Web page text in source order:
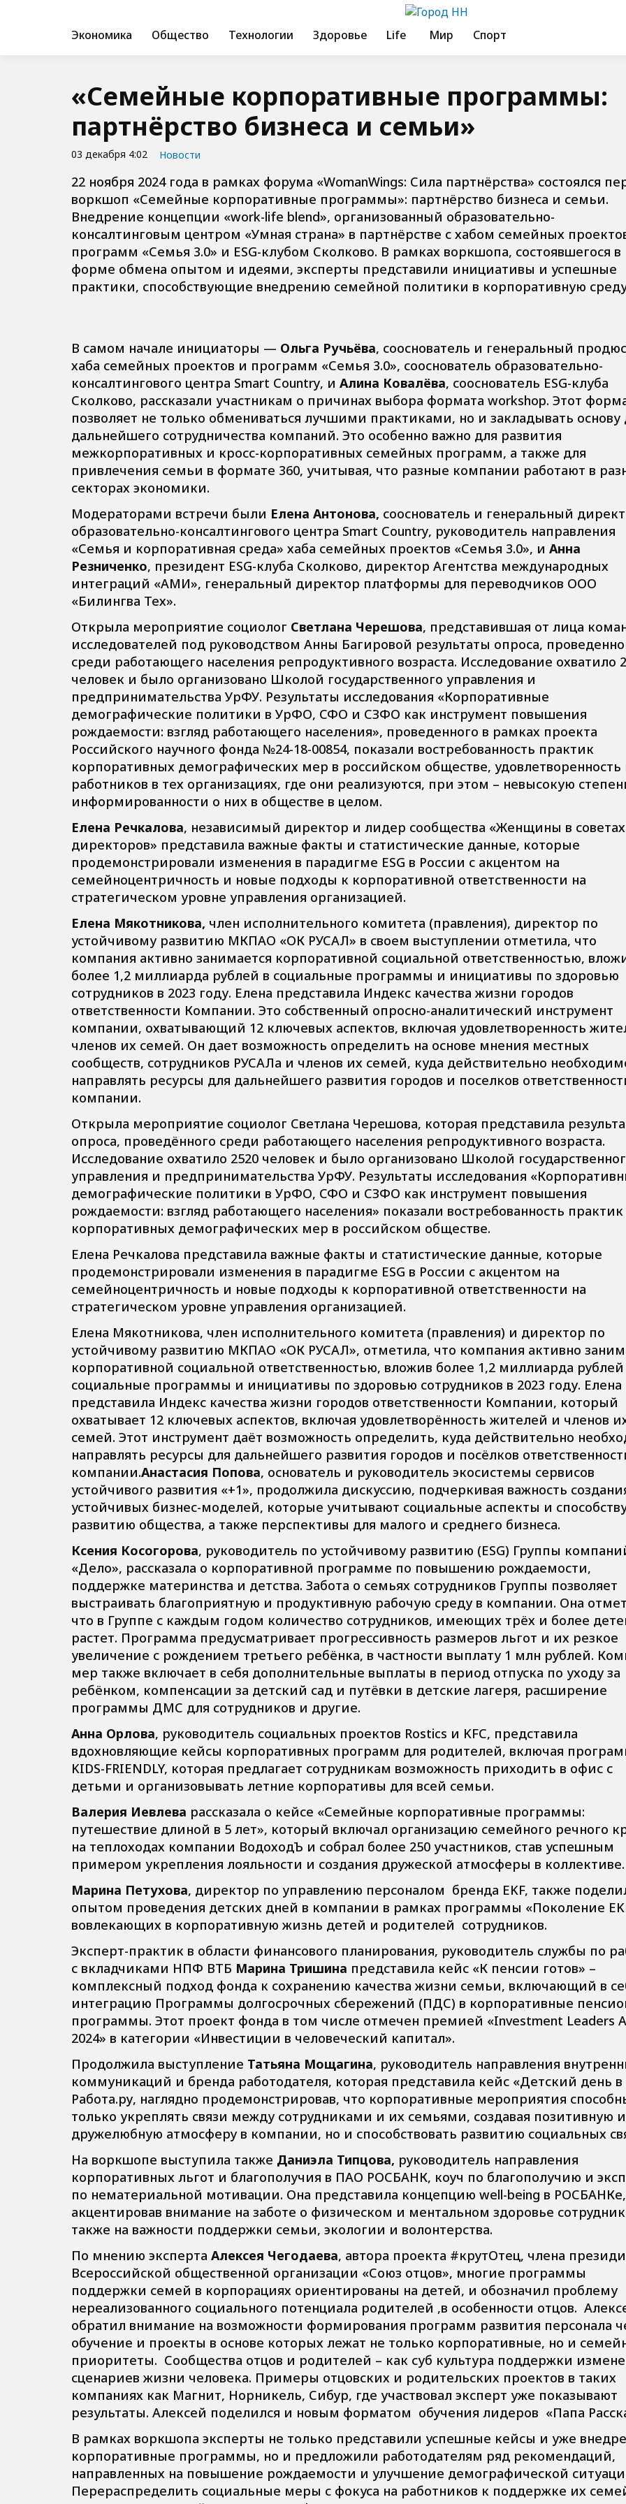
Экономика Общество Технологии Здоровье Life Мир Спорт
«Семейные корпоративные программы:
партнёрство бизнеса и семьи»
03 декабря 4:02 Новости
22 ноября 2024 года в рамках форума «WomanWings: Сила партнёрства» состоялся
воркшоп «Семейные корпоративные программы»: партнёрство бизнеса и семьи.
Внедрение концепции «work-life blend», организованный образовательно-
консалтинговым центром «Умная страна» в партнёрстве с хабом семейных
программ «Семья 3.0» и ESG-клубом Сколково. В рамках воркшопа, состоявшегося в
форме обмена опытом и идеями, эксперты представили инициативы и успешные
практики, способствующие внедрению семейной политики в корпоративную
В самом начале инициаторы — Ольга Ручьёва, сооснователь и генеральный
хаба семейных проектов и программ «Семья 3.0», сооснователь образовательно-
консалтингового центра Smart Country, и Алина Ковалёва, сооснователь ESG-клуба
Сколково, рассказали участникам о причинах выбора формата workshop. Этот
позволяет не только обмениваться лучшими практиками, но и закладывать основу
дальнейшего сотрудничества компаний. Это особенно важно для развития
межкорпоративных и кросс-корпоративных семейных программ, а также для
привлечения семьи в формате 360, учитывая, что разные компании работают в
секторах экономики.
Модераторами встречи были Елена Антонова, сооснователь и генеральный
образовательно-консалтингового центра Smart Country, руководитель направления
«Семья и корпоративная среда» хаба семейных проектов «Семья 3.0», и Анна
Резниченко, президент ESG-клуба Сколково, директор Агентства международных
интеграций «АМИ», генеральный директор платформы для переводчиков ООО
«Билингва Тех».
Открыла мероприятие социолог Светлана Черешова, представившая от лица
исследователей под руководством Анны Багировой результаты опроса,
среди работающего населения репродуктивного возраста. Исследование охватило
человек и было организовано Школой государственного управления и
предпринимательства УрФУ. Результаты исследования «Корпоративные
демографические политики в УрФО, СФО и СЗФО как инструмент повышения
рождаемости: взгляд работающего населения», проведенного в рамках проекта
Российского научного фонда №24-18-00854, показали востребованность практик
корпоративных демографических мер в российском обществе,
работников в тех организациях, где они реализуются, при этом – невысокую
информированности о них в обществе в целом.
Елена Речкалова, независимый директор и лидер сообщества «Женщины в советах
директоров» представила важные факты и статистические данные, которые
продемонстрировали изменения в парадигме ESG в России с акцентом на
семейноцентричность и новые подходы к корпоративной ответственности на
стратегическом уровне управления организацией.
Елена Мякотникова, член исполнительного комитета (правления), директор по
устойчивому развитию МКПАО «ОК РУСАЛ» в своем выступлении отметила, что
компания активно занимается корпоративной социальной ответственностью,
более 1,2 миллиарда рублей в социальные программы и инициативы по здоровью
сотрудников в 2023 году. Елена представила Индекс качества жизни городов
ответственности Компании. Это собственный опросно-аналитический инструмент
компании, охватывающий 12 ключевых аспектов, включая удовлетворенность
членов их семей. Он дает возможность определить на основе мнения местных
сообществ, сотрудников РУСАЛа и членов их семей, куда действительно
направлять ресурсы для дальнейшего развития городов и поселков
компании.
Открыла мероприятие социолог Светлана Черешова, которая представила
опроса, проведённого среди работающего населения репродуктивного возраста.
Исследование охватило 2520 человек и было организовано Школой
управления и предпринимательства УрФУ. Результаты исследования
демографические политики в УрФО, СФО и СЗФО как инструмент повышения
рождаемости: взгляд работающего населения» показали востребованность практик
корпоративных демографических мер в российском обществе.
Елена Речкалова представила важные факты и статистические данные, которые
продемонстрировали изменения в парадигме ESG в России с акцентом на
семейноцентричность и новые подходы к корпоративной ответственности на
стратегическом уровне управления организацией.
Елена Мякотникова, член исполнительного комитета (правления) и директор по
устойчивому развитию МКПАО «ОК РУСАЛ», отметила, что компания активно
корпоративной социальной ответственностью, вложив более 1,2 миллиарда рублей
социальные программы и инициативы по здоровью сотрудников в 2023 году. Елена
представила Индекс качества жизни городов ответственности Компании, который
охватывает 12 ключевых аспектов, включая удовлетворённость жителей и членов
семей. Этот инструмент даёт возможность определить, куда действительно
направлять ресурсы для дальнейшего развития городов и посёлков
компании.Анастасия Попова, основатель и руководитель экосистемы сервисов
устойчивого развития «+1», продолжила дискуссию, подчеркивая важность
устойчивых бизнес-моделей, которые учитывают социальные аспекты и
развитию общества, а также перспективы для малого и среднего бизнеса.
Ксения Косогорова, руководитель по устойчивому развитию (ESG) Группы
«Дело», рассказала о корпоративной программе по повышению рождаемости,
поддержке материнства и детства. Забота о семьях сотрудников Группы позволяет
выстраивать благоприятную и продуктивную рабочую среду в компании. Она
что в Группе с каждым годом количество сотрудников, имеющих трёх и более
растет. Программа предусматривает прогрессивность размеров льгот и их резкое
увеличение с рождением третьего ребёнка, в частности выплату 1 млн рублей.
мер также включает в себя дополнительные выплаты в период отпуска по уходу за
ребёнком, компенсации за детский сад и путёвки в детские лагеря, расширение
программы ДМС для сотрудников и другие.
Анна Орлова, руководитель социальных проектов Rostics и KFC, представила
вдохновляющие кейсы корпоративных программ для родителей, включая
KIDS-FRIENDLY, которая предлагает сотрудникам возможность приходить в офис с
детьми и организовывать летние корпоративы для всей семьи.
Валерия Иевлева рассказала о кейсе «Семейные корпоративные программы:
путешествие длиной в 5 лет», который включал организацию семейного речного
на теплоходах компании ВодоходЪ и собрал более 250 участников, став успешным
примером укрепления лояльности и создания дружеской атмосферы в коллективе.
Марина Петухова, директор по управлению персоналом бренда EKF, также
опытом проведения детских дней в компании в рамках программы «Поколение
вовлекающих в корпоративную жизнь детей и родителей сотрудников.
Эксперт-практик в области финансового планирования, руководитель службы по
с вкладчиками НПФ ВТБ Марина Тришина представила кейс «К пенсии готов» –
комплексный подход фонда к сохранению качества жизни семьи, включающий в
интеграцию Программы долгосрочных сбережений (ПДС) в корпоративные
программы. Этот проект фонда в том числе отмечен премией «Investment Leaders
2024» в категории «Инвестиции в человеческий капитал».
Продолжила выступление Татьяна Мощагина, руководитель направления
коммуникаций и бренда работодателя, которая представила кейс «Детский день в
Работа.ру, наглядно продемонстрировав, что корпоративные мероприятия
только укреплять связи между сотрудниками и их семьями, создавая позитивную и
дружелюбную атмосферу в компании, но и способствовать развитию социальных
На воркшопе выступила также Даниэла Типцова, руководитель направления
корпоративных льгот и благополучия в ПАО РОСБАНК, коуч по благополучию и
по нематериальной мотивации. Она представила концепцию well-being в РОСБАНКе,
акцентировав внимание на заботе о физическом и ментальном здоровье
также на важности поддержки семьи, экологии и волонтерства.
По мнению эксперта Алексея Чегодаева, автора проекта #крутОтец, члена
Всероссийской общественной организации «Союз отцов», многие программы
поддержки семей в корпорациях ориентированы на детей, и обозначил проблему
нереализованного социального потенциала родителей ,в особенности отцов.
обратил внимание на возможности формирования программ развития персонала
обучение и проекты в основе которых лежат не только корпоративные, но и
приоритеты. Сообщества отцов и родителей – как суб культура поддержки
сценариев жизни человека. Примеры отцовских и родительских проектов в таких
компаниях как Магнит, Норникель, Сибур, где участвовал эксперт уже показывают
результаты. Алексей поделился и новым форматом обучения лидеров «Папа
В рамках воркшопа эксперты не только представили успешные кейсы и уже
корпоративные программы, но и предложили работодателям ряд рекомендаций,
направленных на повышение рождаемости и улучшение демографической
Перераспределить социальные меры с фокуса на работников к поддержке их